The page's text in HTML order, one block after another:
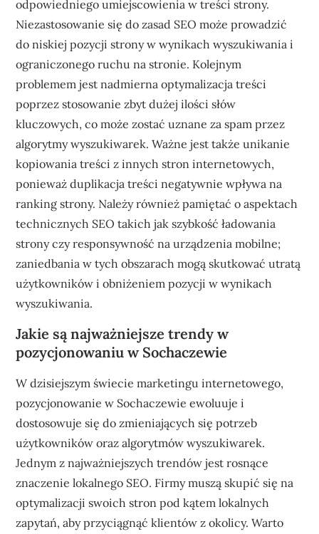
odpowiedniego umiejscowienia w treści strony.
Niezastosowanie się do zasad SEO może prowadzić
do niskiej pozycji strony w wynikach wyszukiwania i
ograniczonego ruchu na stronie. Kolejnym
problemem jest nadmierna optymalizacja treści
poprzez stosowanie zbyt dużej ilości słów
kluczowych, co może zostać uznane za spam przez
algorytmy wyszukiwarek. Ważne jest także unikanie
kopiowania treści z innych stron internetowych,
ponieważ duplikacja treści negatywnie wpływa na
ranking strony. Należy również pamiętać o aspektach
technicznych SEO takich jak szybkość ładowania
strony czy responsywność na urządzenia mobilne;
zaniedbania w tych obszarach mogą skutkować utratą
użytkowników i obniżeniem pozycji w wynikach
wyszukiwania.
Jakie są najważniejsze trendy w
pozycjonowaniu w Sochaczewie
W dzisiejszym świecie marketingu internetowego,
pozycjonowanie w Sochaczewie ewoluuje i
dostosowuje się do zmieniających się potrzeb
użytkowników oraz algorytmów wyszukiwarek.
Jednym z najważniejszych trendów jest rosnące
znaczenie lokalnego SEO. Firmy muszą skupić się na
optymalizacji swoich stron pod kątem lokalnych
zapytań, aby przyciągnąć klientów z okolicy. Warto